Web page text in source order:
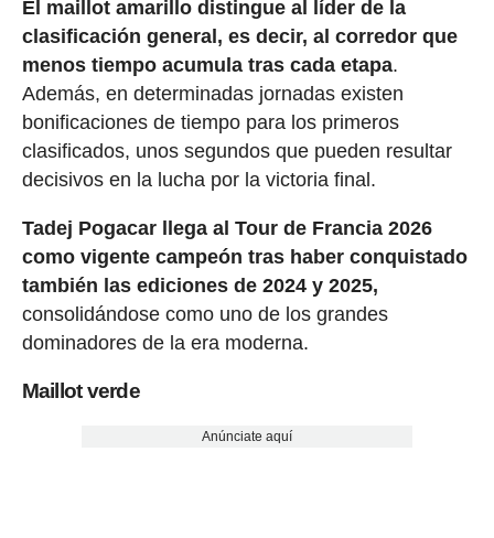
El maillot amarillo distingue al líder de la
clasificación general, es decir, al corredor que
menos tiempo acumula tras cada etapa.
Además, en determinadas jornadas existen
bonificaciones de tiempo para los primeros
clasificados, unos segundos que pueden resultar
decisivos en la lucha por la victoria final.
Tadej Pogacar llega al Tour de Francia 2026
como vigente campeón tras haber conquistado
también las ediciones de 2024 y 2025,
consolidándose como uno de los grandes
dominadores de la era moderna.
Maillot verde
Anúnciate aquí